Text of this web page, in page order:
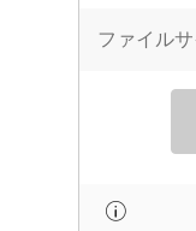
ファイル